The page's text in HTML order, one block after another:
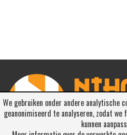
We gebruiken onder andere analytische
geanonimiseerd te analyseren, zodat
kunnen